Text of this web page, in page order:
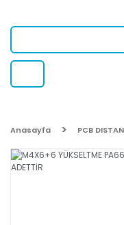
Anasayfa PCB